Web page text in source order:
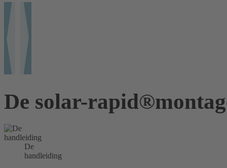
De solar-
De
handleiding